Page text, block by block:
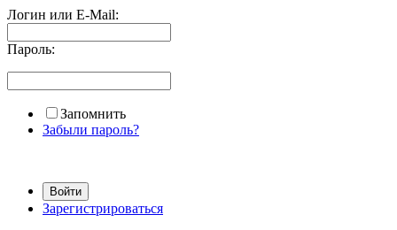
Логин или E-Mail:
Пароль:
Запомнить
Забыли пароль?
Войти
Зарегистрироваться